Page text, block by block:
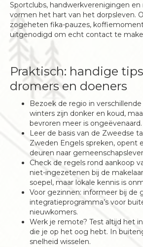
Sportclubs, handwerkverenigingen
vormen het hart van het dorpsleven.
zogeheten fika-pauzes,
uitgenodigd om echt contact te
Praktisch: handige
dromers en doeners
Bezoek de regio in
winters zijn donker en koud,
bevroren meer is ongeëvenaard.
Leer de basis van de Zweedse
Zweden Engels spreken, opent
deuren naar
Check de regels rond aankoop
niet-ingezetenen bij de
soepel, maar lokale kennis is
Voor gezinnen: informeer bij de
integratieprogramma’s voor
nieuwkomers.
Werk je remote? Test altijd het
die je op het oog hebt. In
snelheid wisselen.